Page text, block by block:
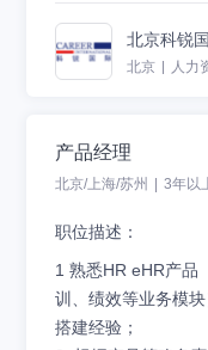
耐心，具有责任心
4.具有小波变换去
5 具有信号去噪、特
7.精通高质量的C/
8.有良好的团队合作
岗位职责：
1.负责人体生理信
2.负责传感器采集的
北京科锐
北京 人力
产品经理
北京/上海/苏州 3年以
职位描述：
1 熟悉HR eHR产品
训、绩效等业务模
搭建经验；